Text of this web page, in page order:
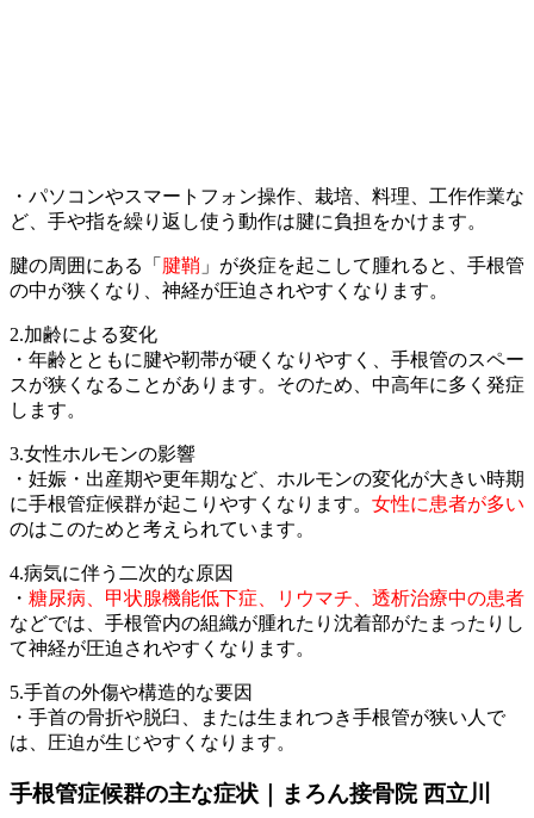
・パソコンやスマートフォン操作、栽培、料理、工作作業な
ど、手や指を繰り返し使う動作は腱に負担をかけます。
腱の周囲にある「 腱鞘 」が炎症を起こして腫れると、手根管
の中が狭くなり、神経が圧迫されやすくなります。
2.加齢による変化
・年齢とともに腱や靭帯が硬くなりやすく、手根管のスペー
スが狭くなることがあります。そのため、中高年に多く発症
します。
3.女性ホルモンの影響
・妊娠・出産期や更年期など、ホルモンの変化が大きい時期
に手根管症候群が起こりやすくなります。 女性に患者が多い
のはこのためと考えられています。
4.病気に伴う二次的な原因
・ 糖尿病、甲状腺機能低下症、リウマチ、透析治療中の患者
などでは、手根管内の組織が腫れたり沈着部がたまったりし
て神経が圧迫されやすくなります。
5.手首の外傷や構造的な要因
・手首の骨折や脱臼、または生まれつき手根管が狭い人で
は、圧迫が生じやすくなります。
手根管症候群の主な症状｜まろん接骨院 西立川